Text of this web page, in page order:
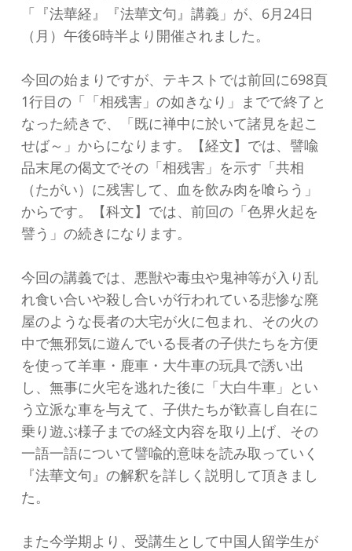
「『法華経』『法華文句』講義」が、6月24日
（月）午後6時半より開催されました。
今回の始まりですが、テキストでは前回に698頁
1行目の「「相残害」の如きなり」までで終了と
なった続きで、「既に禅中に於いて諸見を起こ
せば～」からになります。【経文】では、譬喩
品末尾の偈文でその「相残害」を示す「共相
（たがい）に残害して、血を飲み肉を喰らう」
からです。【科文】では、前回の「色界火起を
譬う」の続きになります。
今回の講義では、悪獣や毒虫や鬼神等が入り乱
れ食い合いや殺し合いが行われている悲惨な廃
屋のような長者の大宅が火に包まれ、その火の
中で無邪気に遊んでいる長者の子供たちを方便
を使って羊車・鹿車・大牛車の玩具で誘い出
し、無事に火宅を逃れた後に「大白牛車」とい
う立派な車を与えて、子供たちが歓喜し自在に
乗り遊ぶ様子までの経文内容を取り上げ、その
一語一語について譬喩的意味を読み取っていく
『法華文句』の解釈を詳しく説明して頂きまし
た。
また今学期より、受講生として中国人留学生が